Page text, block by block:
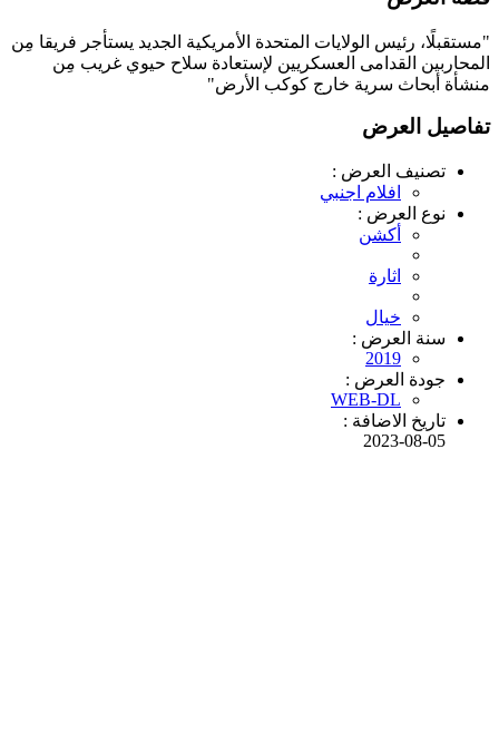
"مستقبلًا، رئيس الولايات المتحدة الأمريكية الجديد يستأجر فريقا مِن
المحاربين القدامى العسكريين لإستعادة سلاح حيوي غريب مِن
منشأة أبحاث سرية خارج كوكب الأرض"
تفاصيل العرض
تصنيف العرض :
افلام اجنبي
نوع العرض :
أكشن
اثارة
خيال
سنة العرض :
2019
جودة العرض :
WEB-DL
تاريخ الاضافة :
2023-08-05